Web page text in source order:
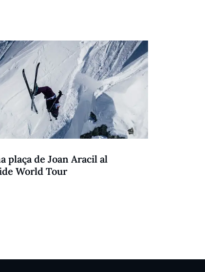
plaça de Joan Aracil al
World Tour